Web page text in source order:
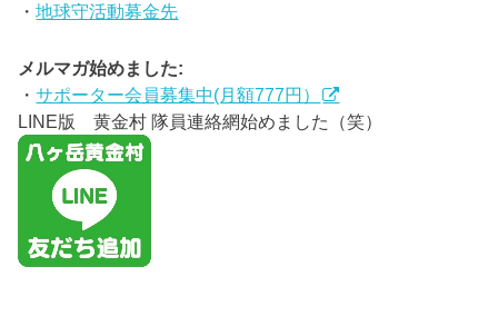
・地球守活動募金先
メルマガ始めました:
・サポーター会員募集中(月額777円）
LINE版 黄金村 隊員連絡網始めました（笑）